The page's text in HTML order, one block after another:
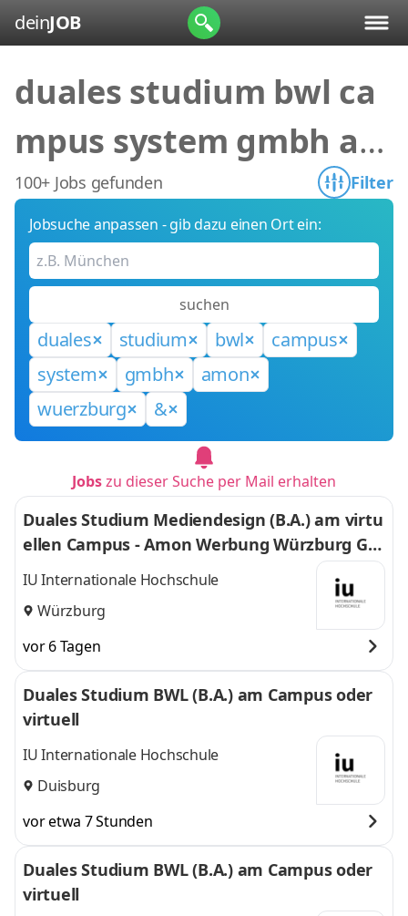
deinJOB
duales studium bwl ca
mpus system gmbh am
on wuerzburg &
100+ Jobs gefunden Filter
Jobsuche anpassen - gib dazu einen Ort ein:
suchen
duales studium bwl
campus
system
gmbh
amon
wuerzburg
&
Jobszu dieser Suche per Mail erhalten
Duales Studium Mediendesign (B.A.) am virtu
ellen Campus - Amon Werbung Würzburg Gm
bH & Co. KG
IU Internationale Hochschule
Würzburg
vor 6 Tagen
Duales Studium BWL (B.A.) am Campus oder
virtuell
IU Internationale Hochschule
Duisburg
vor etwa 7 Stunden
Duales Studium BWL (B.A.) am Campus oder
virtuell